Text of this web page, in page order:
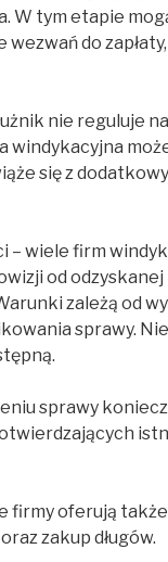
W tym etapie
wezwań do
nie reguluje
windykacyjna
się z
– wiele firm
od odzyskanej
zależą od
sprawy.
sprawy
firmy oferują
zakup długów.